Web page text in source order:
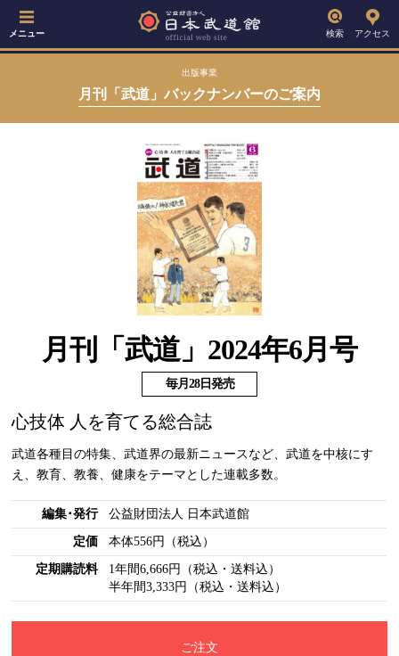
メニュー 検索 アクセス
出版事業
月刊「武道」バックナンバーのご案内
月刊「武道」2024年6月号
毎月28日発売
心技体 人を育てる総合誌
武道各種目の特集、武道界の最新ニュースなど、武道を中核にす
え、教育、教養、健康をテーマとした連載多数。
編集･発行 公益財団法人 日本武道館
定価 本体556円（税込）
定期購読料
1年間6,666円（税込・送料込）
半年間3,333円（税込・送料込）
ご注文